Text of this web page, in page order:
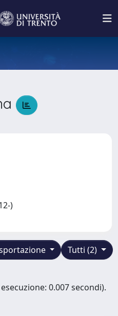
)
Tutti (2)
0.007 secondi).